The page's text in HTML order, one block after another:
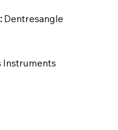
Dentresangle
Instruments